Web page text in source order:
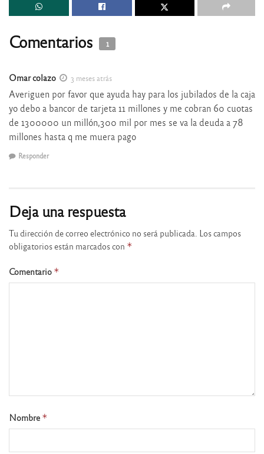
Comentarios 1
Omar colazo 3 meses atrás
Averiguen por favor que ayuda hay para los jubilados de la caja
yo debo a bancor de tarjeta 11 millones y me cobran 60 cuotas
de 1300000 un millón,300 mil por mes se va la deuda a 78
millones hasta q me muera pago
Responder
Deja una respuesta
Tu dirección de correo electrónico no será publicada. Los campos
obligatorios están marcados con *
Comentario *
Nombre *